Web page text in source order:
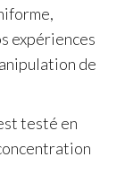
expériences
de
testé en